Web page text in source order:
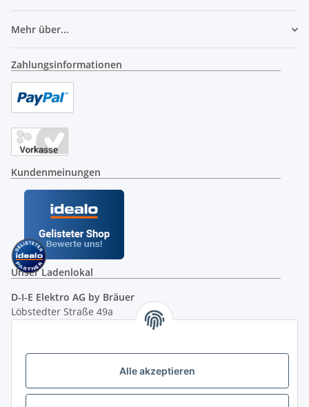
Alle akzeptieren
Mehr über...
Zahlungsinformationen
Kundenmeinungen
Unser Ladenlokal
D-I-E Elektro AG by Bräuer
Löbstedter Straße 49a
( siehe Google-Maps )
Öffnungszeiten:
10.00 - 18.00 Uhr